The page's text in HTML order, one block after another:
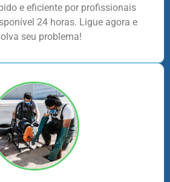
e eficiente por profissionais
24 horas. Ligue agora e
seu problema!